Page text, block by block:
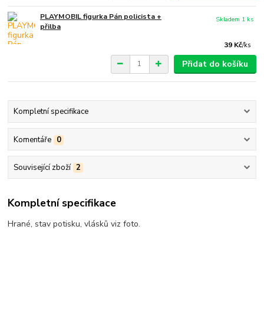
PLAYMOBIL figurka Pán policista +
přilba
39 Kč/ks
Skladem 1 ks
Přidat do košíku
Kompletní specifikace
Komentáře 0
Související zboží 2
Kompletní specifikace
Hrané, stav potisku, vlásků viz foto.